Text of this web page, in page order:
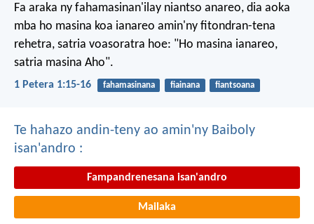
Fa araka ny fahamasinan'ilay niantso anareo, dia aoka
mba ho masina koa ianareo amin'ny fitondran-tena
rehetra, satria voasoratra hoe: "Ho masina ianareo,
satria masina Aho".
1 Petera 1:15-16 fahamasinana fiainana fiantsoana
Te hahazo andin-teny ao amin'ny Baiboly
isan'andro :
Fampandrenesana isan'andro
Mailaka